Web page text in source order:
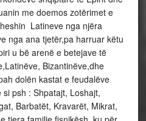
me doemos zotërimet e
Latineve nga njëra
nga ana tjetër,pa harruar këtu
u bë arenë e betejave të
Bizantinëve,dhe
dolën kastat e feudalëve
psh : Shpatajt, Loshajt,
Barbatët, Kravarët, Mikrat,